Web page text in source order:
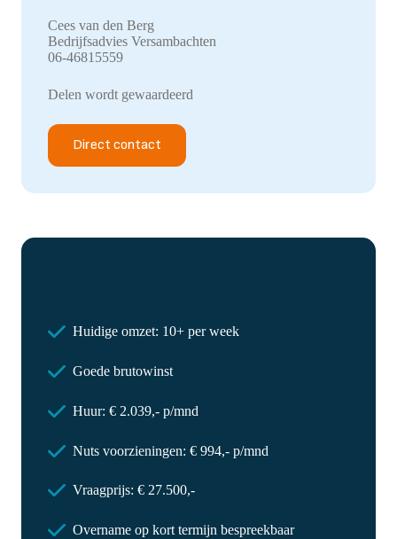
Cees van den Berg
Bedrijfsadvies Versambachten
06-46815559
Delen wordt gewaardeerd
Direct contact
Huidige omzet: 10+ per week
Goede brutowinst
Huur: € 2.039,- p/mnd
Nuts voorzieningen: € 994,- p/mnd
Vraagprijs: € 27.500,-
Overname op kort termijn bespreekbaar